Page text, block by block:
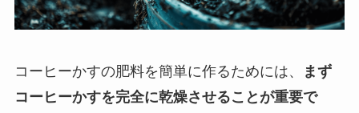
コーヒーかすの肥料を簡単に作るためには、
まず
コーヒーかすを完全に乾燥させることが重要で